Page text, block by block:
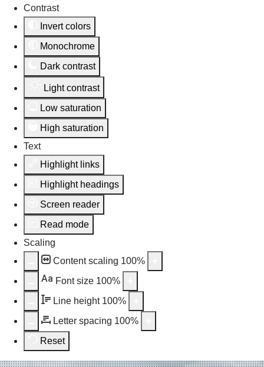
Contrast
Invert colors
Monochrome
Dark contrast
Light contrast
Low saturation
High saturation
Text
Highlight links
Highlight headings
Screen reader
Read mode
Scaling
Content scaling 100%
Aa Font size 100%
Line height 100%
Letter spacing 100%
Reset